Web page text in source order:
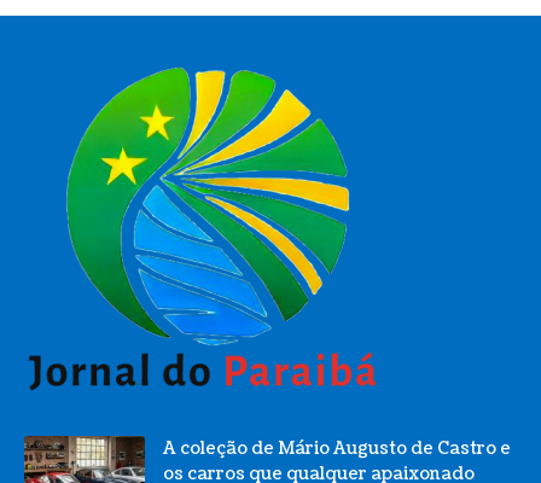
A coleção de Mário Augusto de Castro e
os carros que qualquer apaixonado